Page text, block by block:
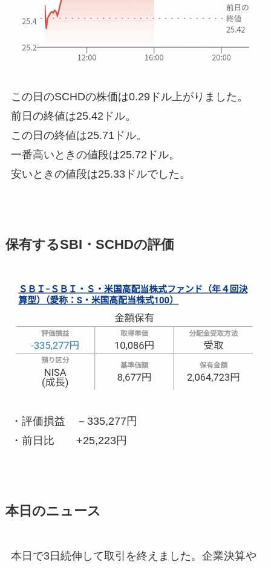
この日のSCHDの株価は0.29ドル上がりました 。
前日の終値は25.42ドル。
この日の終値は25.71ドル。
一番高いときの値段は25.72ドル。
安いときの値段は25.33ドルでした。
保有するSBI・SCHDの評価
・評価損益
－335,277円
・前日比 +25,223円
本日のニュース
本日で3日続伸して取引を終えました。企業決算や